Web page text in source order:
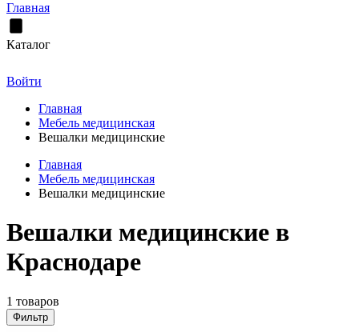
Главная
Каталог
Войти
Главная
Мебель медицинская
Вешалки медицинские
Главная
Мебель медицинская
Вешалки медицинские
Вешалки медицинские в
Краснодаре
1 товаров
Фильтр